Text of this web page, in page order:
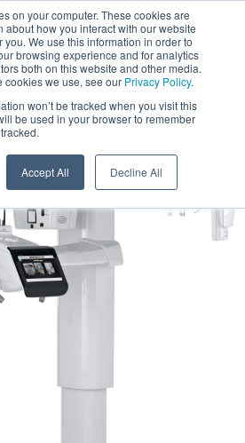
on your computer. These cookies are
about how you interact with our website
We use this information in order to
browsing experience and for analytics
both on this website and other media.
cookies we use, see our Privacy Policy.
won’t be tracked when you visit this
be used in your browser to remember
Accept All Decline All